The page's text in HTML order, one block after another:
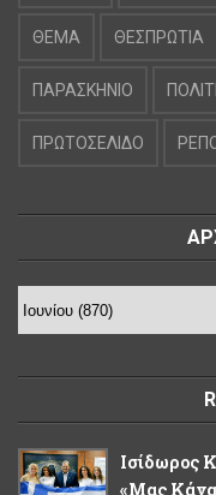
ΘΕΜΑ ΘΕΣΠΡΩΤΙΑ
ΠΑΡΑΣΚΗΝΙΟ
ΠΡΩΤΟΣΕΛΙΔΟ
Ισίδωρος
«Μας